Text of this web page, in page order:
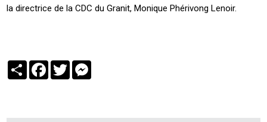
la directrice de la CDC du Granit, Monique Phérivong Lenoir.
PartagerFacebook
Twitter